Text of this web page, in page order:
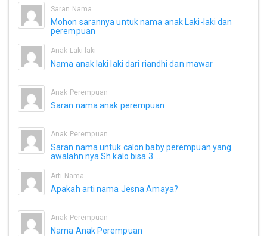
Saran Nama
Mohon sarannya untuk nama anak Laki-laki dan
perempuan
Anak Laki-laki
Nama anak laki laki dari riandhi dan mawar
Anak Perempuan
Saran nama anak perempuan
Anak Perempuan
Saran nama untuk calon baby perempuan yang
awalahn nya Sh kalo bisa 3 ...
Arti Nama
Apakah arti nama Jesna Amaya?
Anak Perempuan
Nama Anak Perempuan